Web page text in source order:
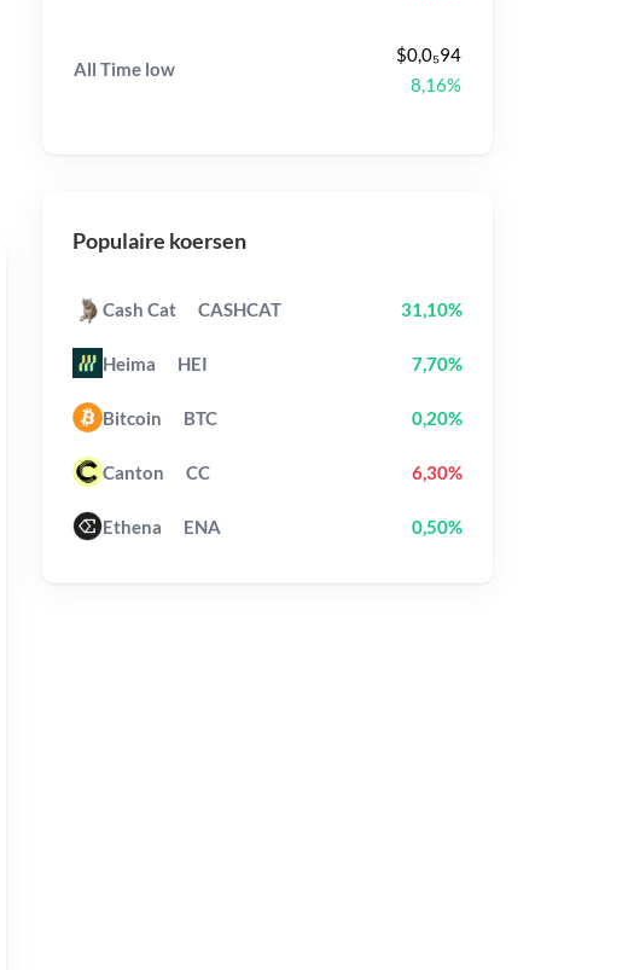
All Time low
$0,0₅94
8,16%
Populaire koersen
Cash Cat CASHCAT 31,10%
Heima HEI 7,70%
Bitcoin BTC 0,20%
Canton CC 6,30%
Ethena ENA 0,50%